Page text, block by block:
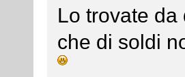
Lo trovate
che di soldi